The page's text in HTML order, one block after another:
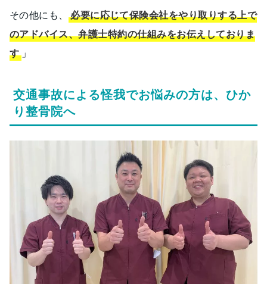
その他にも、
必要に応じて保険会社をやり取りする上で
のアドバイス、弁護士特約の仕組みをお伝えしておりま
す」
交通事故による怪我でお悩みの方は、ひか
り整骨院へ